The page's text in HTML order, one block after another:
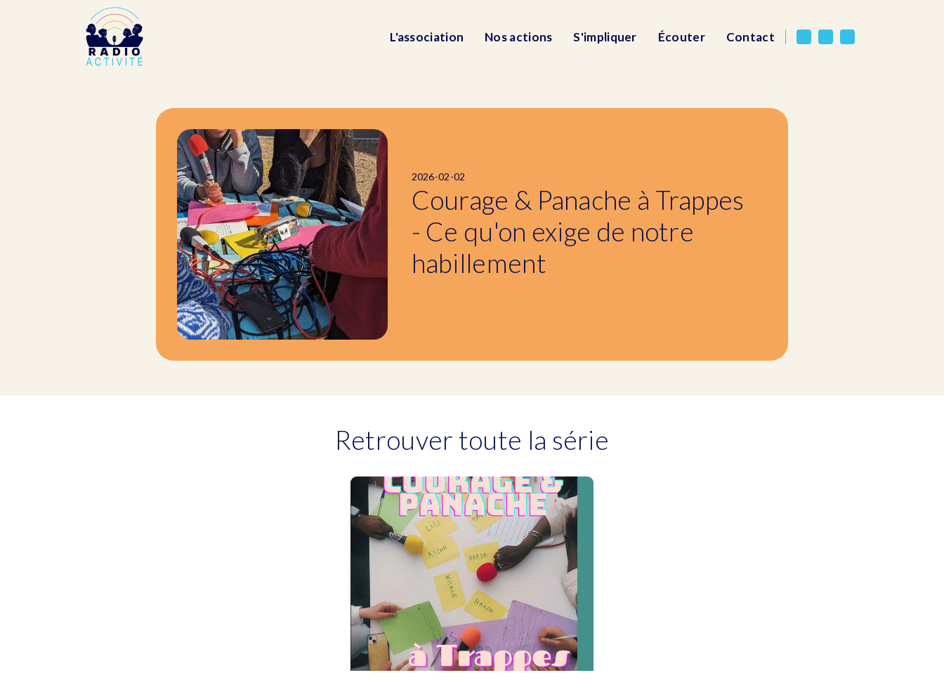
L'association Nos actions S'impliquer Écouter Contact
2026-02-02
Courage & Panache à Trappes
- Ce qu'on exige de notre
habillement
Retrouver toute la série